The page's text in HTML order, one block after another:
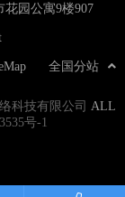
园公寓9楼907
全国分站
科技有限公司 ALL
号-1